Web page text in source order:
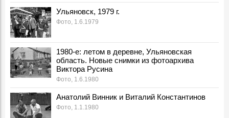
1980-е: на производстве, стройках и в сельском
хозяйстве Ульяновской области. Новые снимки из
фотоархива Виктора Русина
Фото, 1 Мая 1980
Легендарного тренера Геннадия Климова похоронят на
Северном кладбище
Герои, 31 Марта 2026
Ледоход на Волге, вид на Речной порт. 1980-е, Ульяновск
Фото, 10 Апреля 1980
Покраска "Метеора" к навигации, 1980-е годы. Ульяновск
Фото, 1 Мая 1980
Ульяновск, 1979 г.
Фото, 1.6.1979
1980-е: летом в деревне, Ульяновская
область. Новые снимки из фотоархива
Виктора Русина
Фото, 1.6.1980
Анатолий Винник и Виталий Константинов
Фото, 1.1.1980